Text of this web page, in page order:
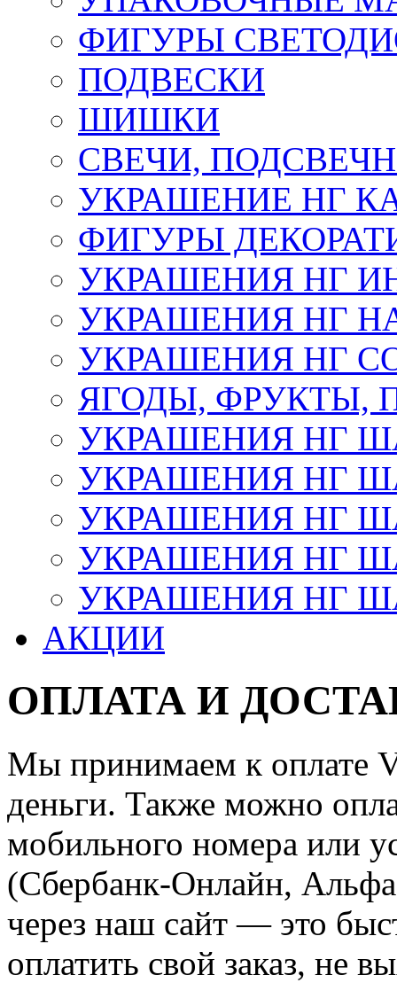
ФИГУРЫ
ПОДВЕСКИ
ШИШКИ
СВЕЧИ,
УКРАШЕНИЕ НГ
ФИГУРЫ
УКРАШЕНИЯ НГ
УКРАШЕНИЯ НГ
УКРАШЕНИЯ НГ
ЯГОДЫ, ФРУКТЫ,
УКРАШЕНИЯ НГ
УКРАШЕНИЯ НГ
УКРАШЕНИЯ НГ
УКРАШЕНИЯ НГ
УКРАШЕНИЯ НГ
АКЦИИ
ОПЛАТА И
Мы принимаем к оплате
деньги. Также можно
мобильного номера или
(Сбербанк-Онлайн,
через наш сайт — это
оплатить свой заказ, не